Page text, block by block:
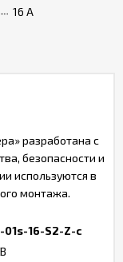
16 A
разработана с
безопасности и
используются в
монтажа.
01s-16-S2-Z-c